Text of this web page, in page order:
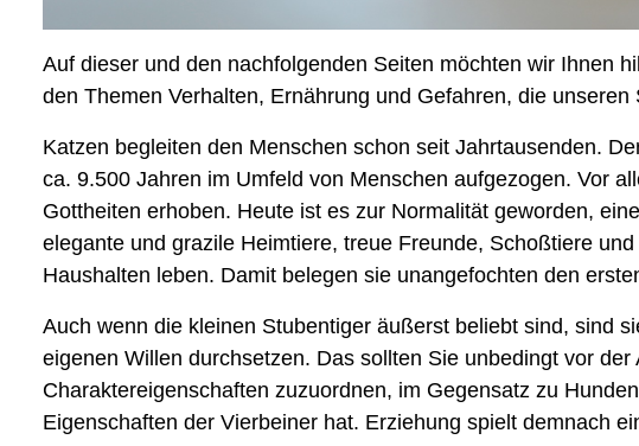
Auf dieser und den nachfolgenden Seiten möchten wir Ihnen
den Themen Verhalten, Ernährung und Gefahren, die unseren
Katzen begleiten den Menschen schon seit Jahrtausenden.
ca. 9.500 Jahren im Umfeld von Menschen aufgezogen. Vor
Gottheiten erhoben. Heute ist es zur Normalität geworden,
elegante und grazile Heimtiere, treue Freunde, Schoßtiere
Haushalten leben. Damit belegen sie unangefochten den
Auch wenn die kleinen Stubentiger äußerst beliebt sind, sind
eigenen Willen durchsetzen. Das sollten Sie unbedingt vor
Charaktereigenschaften zuzuordnen, im Gegensatz zu
Eigenschaften der Vierbeiner hat. Erziehung spielt demnach